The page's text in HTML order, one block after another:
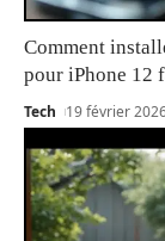
Comment
pour iPhone 12
Tech 19 février